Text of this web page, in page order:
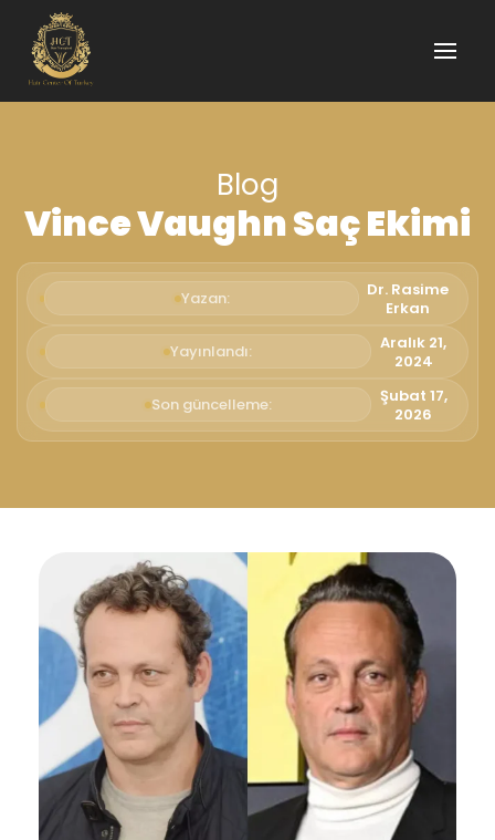
Blog
Vince Vaughn Saç Ekimi
Yazan:
Dr. Rasime
Erkan
Yayınlandı:
Aralık 21,
2024
Son güncelleme:
Şubat 17,
2026